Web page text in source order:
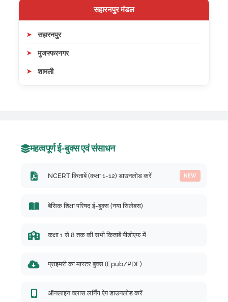
सहारनपुर मंडल
सहारनपुर
मुजफ्फरनगर
शामली
महत्वपूर्ण ई-बुक्स एवं संसाधन
NCERT किताबें (कक्षा 1-12) डाउनलोड करें NEW
बेसिक शिक्षा परिषद ई-बुक्स (नया सिलेबस)
कक्षा 1 से 8 तक की सभी किताबें पीडीएफ में
प्राइमरी का मास्टर बुक्स (Epub/PDF)
ऑनलाइन क्लास लर्निंग ऐप डाउनलोड करें